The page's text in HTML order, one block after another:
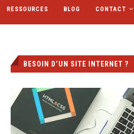
RESSOURCES BLOG CONTACT
BESOIN D’UN SITE INTERNET ?